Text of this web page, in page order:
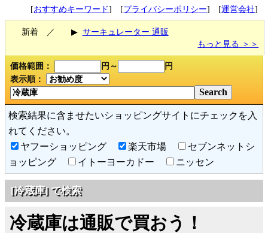
[おすすめキーワード] [プライバシーポリシー] [運営会社]
新着 ／ ▶ サーキュレーター 通販
もっと見る ＞＞
価格範囲： 円～
円
表示順：
検索結果に含ませたいショッピングサイトにチェックを入
れてください。
ヤフーショッピング
楽天市場
セブンネットシ
ョッピング
イトーヨーカドー ニッセン
[冷蔵庫] で検索
冷蔵庫は通販で買おう！